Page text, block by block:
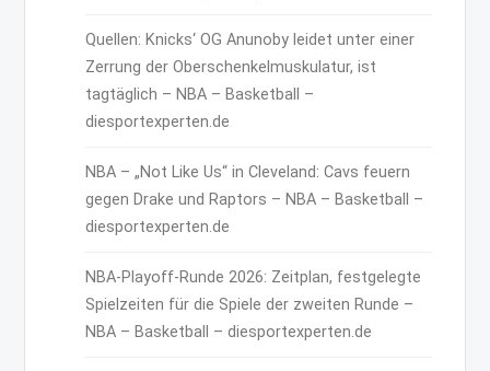
Quellen: Knicks‘ OG Anunoby leidet unter einer
Zerrung der Oberschenkelmuskulatur, ist
tagtäglich – NBA – Basketball –
diesportexperten.de
NBA – „Not Like Us“ in Cleveland: Cavs feuern
gegen Drake und Raptors – NBA – Basketball –
diesportexperten.de
NBA-Playoff-Runde 2026: Zeitplan, festgelegte
Spielzeiten für die Spiele der zweiten Runde –
NBA – Basketball – diesportexperten.de